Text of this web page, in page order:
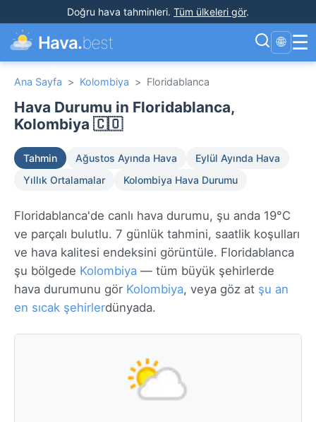
Doğru hava tahminleri. Tüm ülkeleri gör.
Hava.best 🌐 ☰
Ana Sayfa > Kolombiya > Floridablanca
Hava Durumu in Floridablanca,
Kolombiya 🇨🇴
Tahmin Ağustos Ayında Hava
Eylül Ayında Hava
Yıllık Ortalamalar
Kolombiya Hava Durumu
Floridablanca'de canlı hava durumu, şu anda 19°C
ve parçalı bulutlu. 7 günlük tahmini, saatlik koşulları
ve hava kalitesi endeksini görüntüle. Floridablanca
şu bölgede Kolombiya — tüm büyük şehirlerde
hava durumunu gör Kolombiya, veya göz at şu an
en sıcak şehirlerdünyada.